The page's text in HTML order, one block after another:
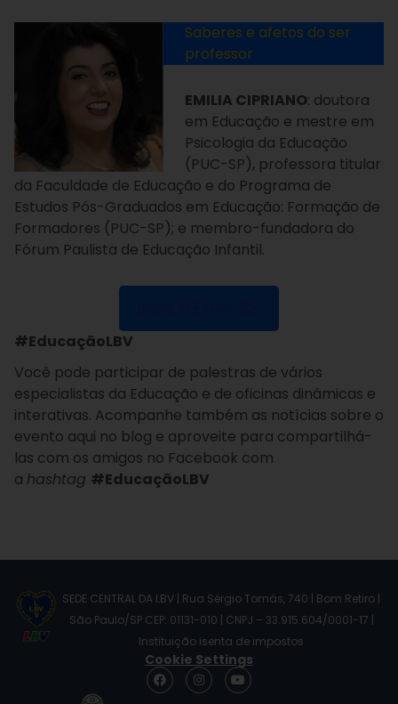
Saberes e afetos do ser
professor
EMILIA CIPRIANO: doutora
em Educação e mestre em
Psicologia da Educação
(PUC-SP), professora titular
da Faculdade de Educação e do Programa de
Estudos Pós-Graduados em Educação: Formação de
Formadores (PUC-SP); e membro-fundadora do
Fórum Paulista de Educação Infantil.
#EducaçãoLBV
Você pode participar de palestras de vários
especialistas da Educação e de oficinas dinâmicas e
interativas. Acompanhe também as notícias sobre o
evento aqui no blog e aproveite para compartilhá-
las com os amigos no Facebook com
a hashtag #EducaçãoLBV
SEDE CENTRAL DA LBV | Rua Sérgio Tomás, 740 | Bom Retiro |
São Paulo/SP CEP: 01131-010 | CNPJ – 33.915.604/0001-17 |
Instituição isenta de impostos
Cookie Settings
F
a
I
n
Y
o